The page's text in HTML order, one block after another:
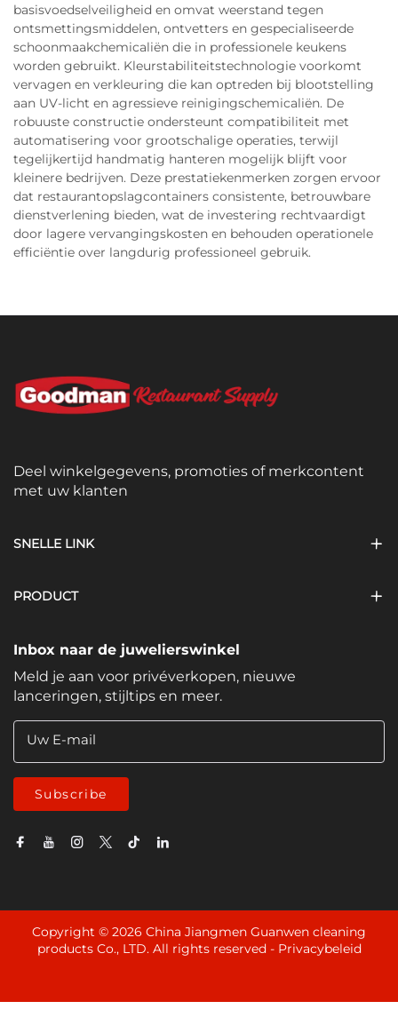
basisvoedselveiligheid en omvat weerstand tegen
ontsmettingsmiddelen, ontvetters en gespecialiseerde
schoonmaakchemicaliën die in professionele keukens
worden gebruikt. Kleurstabiliteitstechnologie voorkomt
vervagen en verkleuring die kan optreden bij blootstelling
aan UV-licht en agressieve reinigingschemicaliën. De
robuuste constructie ondersteunt compatibiliteit met
automatisering voor grootschalige operaties, terwijl
tegelijkertijd handmatig hanteren mogelijk blijft voor
kleinere bedrijven. Deze prestatiekenmerken zorgen ervoor
dat restaurantopslagcontainers consistente, betrouwbare
dienstverlening bieden, wat de investering rechtvaardigt
door lagere vervangingskosten en behouden operationele
efficiëntie over langdurig professioneel gebruik.
Deel winkelgegevens, promoties of merkcontent
met uw klanten
SNELLE LINK
PRODUCT
Inbox naar de juwelierswinkel
Meld je aan voor privéverkopen, nieuwe
lanceringen, stijltips en meer.
Uw E-mail
Subscribe
Copyright © 2026 China Jiangmen Guanwen cleaning
products Co., LTD. All rights reserved - Privacybeleid